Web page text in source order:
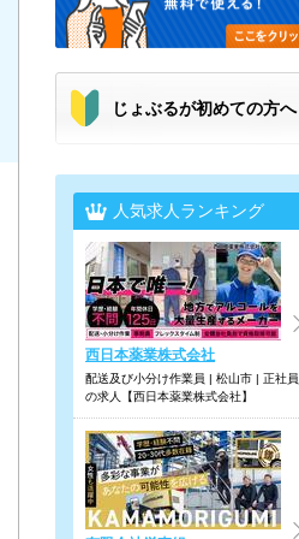
じょぶるが初めての方へ
人気求人ランキング
西日本薬業株式会社
配送及び小分け作業員 | 松山市 | 正社員
の求人【西日本薬業株式会社】